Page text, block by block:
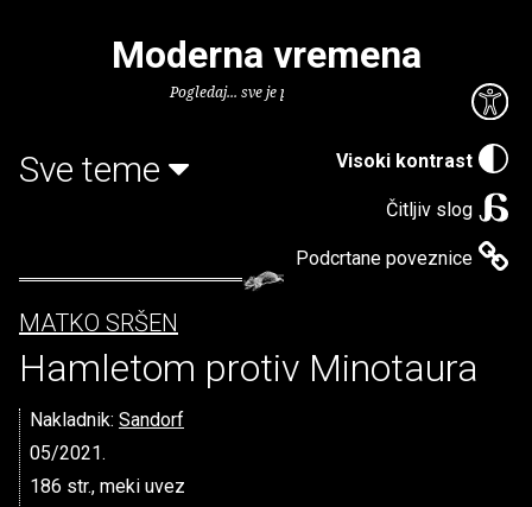
Visoki kontrast
Čitljiv slog
Podcrtane poveznice
Moderna vremena
Pogledaj... sve je puno knjiga.
Sve teme
MATKO SRŠEN
Hamletom protiv Minotaura
Nakladnik: Sandorf
05/2021.
186 str., meki uvez